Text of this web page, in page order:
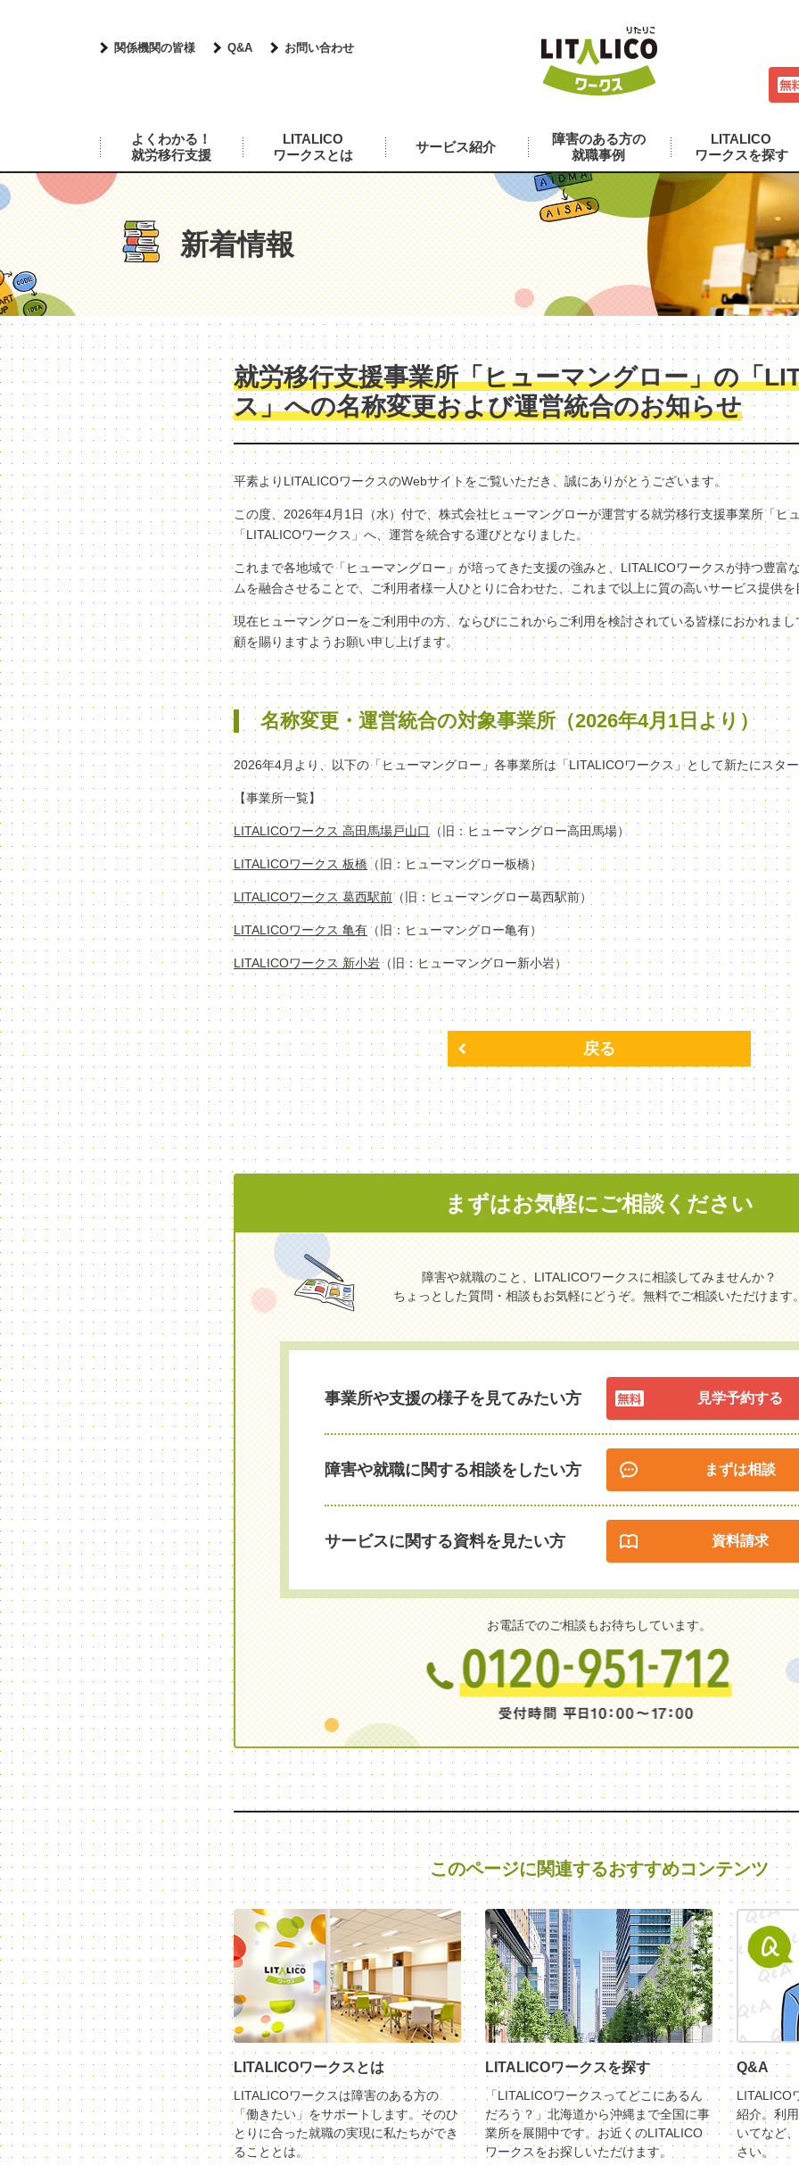
関係機関の皆様 Q&A お問い合わせ
よくわかる！
就労移行支援
LITALICO
ワークスとは
サービス紹介
障害のある方の
就職事例
LITALICO
ワークスを探す
新着情報
就労移行支援事業所「ヒューマングロー」の「
ス」への名称変更および運営統合のお知らせ
平素よりLITALICOワークスのWebサイトをご覧いただき、誠にありがとうございます。
この度、2026年4月1日（水）付で、株式会社ヒューマングローが運営する就労移行支援事業所「ヒ
「LITALICOワークス」へ、運営を統合する運びとなりました。
これまで各地域で「ヒューマングロー」が培ってきた支援の強みと、LITALICOワークスが持つ豊富
ムを融合させることで、ご利用者様一人ひとりに合わせた、これまで以上に質の高いサービス提供
現在ヒューマングローをご利用中の方、ならびにこれからご利用を検討されている皆様におかれま
顧を賜りますようお願い申し上げます。
名称変更・運営統合の対象事業所（2026年4月1日より）
2026年4月より、以下の「ヒューマングロー」各事業所は「LITALICOワークス」として新たにスタ
【事業所一覧】
LITALICOワークス 高田馬場戸山口 （旧：ヒューマングロー高田馬場）
LITALICOワークス 板橋 （旧：ヒューマングロー板橋）
LITALICOワークス 葛西駅前（旧：ヒューマングロー葛西駅前）
LITALICOワークス 亀有 （旧：ヒューマングロー亀有）
LITALICOワークス 新小岩（旧：ヒューマングロー新小岩）
戻る
まずはお気軽にご相談ください
障害や就職のこと、LITALICOワークスに相談してみませんか？
ちょっとした質問・相談もお気軽にどうぞ。無料でご相談いただけます
事業所や支援の様子を見てみたい方 見学予約する
障害や就職に関する相談をしたい方 まずは相談
サービスに関する資料を見たい方 資料請求
お電話でのご相談もお待ちしています。
このページに関連するおすすめコンテンツ
LITALICOワークスとは
LITALICOワークスは障害のある方の
「働きたい」をサポートします。そのひ
とりに合った就職の実現に私たちができ
ることとは。
LITALICOワークスを探す
「LITALICOワークスってどこにあるん
だろう？」北海道から沖縄まで全国に事
業所を展開中です。お近くのLITALICO
ワークスをお探しいただけます。
Q&A
LITALICO
紹介。利
いてなど
さい。